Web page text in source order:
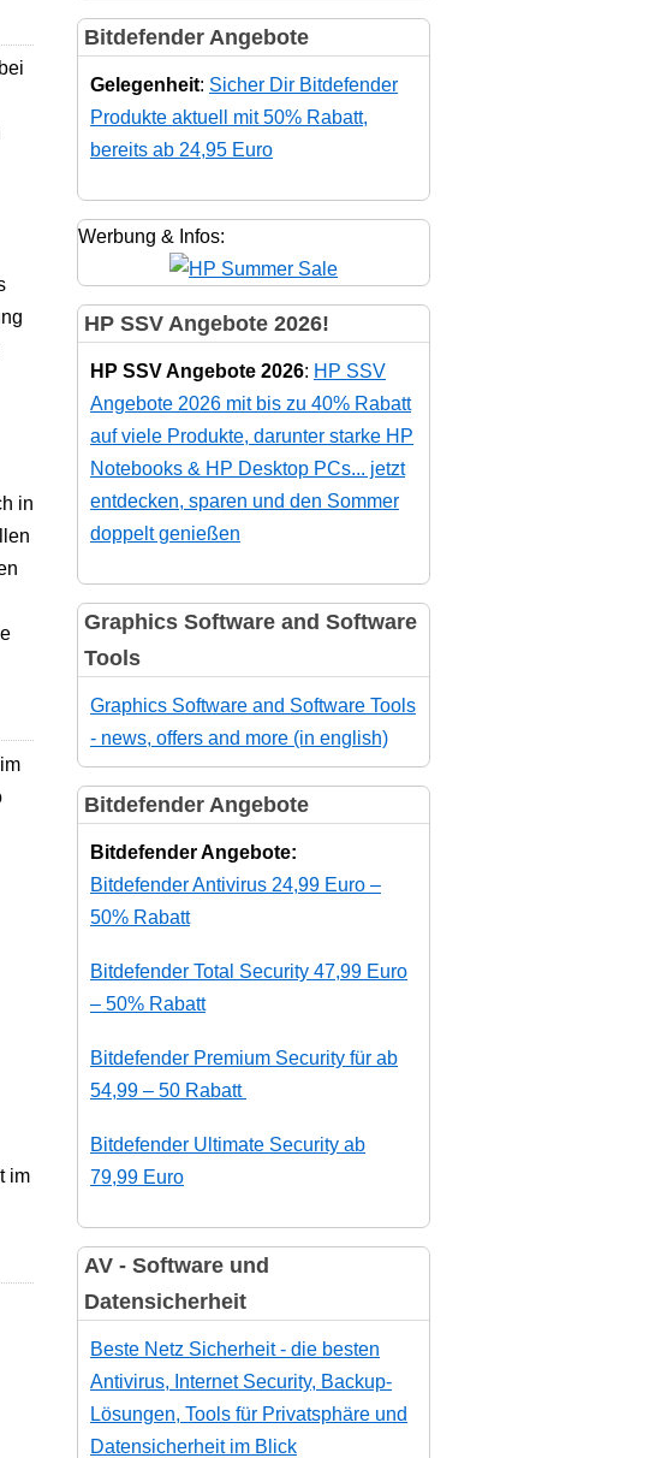
in
im
Bitdefender Angebote
Gelegenheit: Sicher Dir Bitdefender
Produkte aktuell mit 50% Rabatt,
bereits ab 24,95 Euro
Werbung & Infos:
HP SSV Angebote 2026!
HP SSV Angebote 2026: HP SSV
Angebote 2026 mit bis zu 40% Rabatt
auf viele Produkte, darunter starke HP
Notebooks & HP Desktop PCs... jetzt
entdecken, sparen und den Sommer
doppelt genießen
Graphics Software and Software
Tools
Graphics Software and Software Tools
- news, offers and more (in english)
Bitdefender Angebote
Bitdefender Angebote:
Bitdefender Antivirus 24,99 Euro –
50% Rabatt
Bitdefender Total Security 47,99 Euro
– 50% Rabatt
Bitdefender Premium Security für ab
54,99 – 50 Rabatt
Bitdefender Ultimate Security ab
79,99 Euro
AV - Software und
Datensicherheit
Beste Netz Sicherheit - die besten
Antivirus, Internet Security, Backup-
Lösungen, Tools für Privatsphäre und
Datensicherheit im Blick